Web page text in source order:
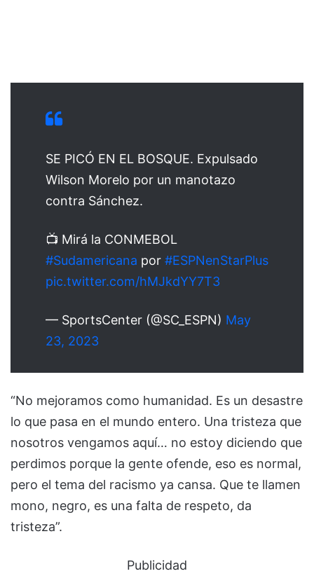
SE PICÓ EN EL BOSQUE. Expulsado
Wilson Morelo por un manotazo
contra Sánchez.
📺 Mirá la CONMEBOL
#Sudamericana por #ESPNenStarPlus
pic.twitter.com/hMJkdYY7T3
— SportsCenter (@SC_ESPN) May
23, 2023
“No mejoramos como humanidad. Es un desastre
lo que pasa en el mundo entero. Una tristeza que
nosotros vengamos aquí… no estoy diciendo que
perdimos porque la gente ofende, eso es normal,
pero el tema del racismo ya cansa. Que te llamen
mono, negro, es una falta de respeto, da
tristeza”.
Publicidad